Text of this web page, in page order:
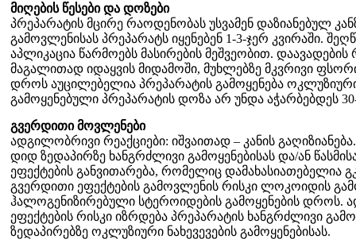
მიღების წესები და დოზები
პრეპარატის მცირე რაოდენობას უსვამენ დაზიანებულ
გამოვლენისას პრეპარატს იყენებენ 1-3-ჯერ კვირაში.
აპლიკაცია წარმოებს მასირების მეშვეობით.
მაგალითად იდაყვის მიდამოში, მუხლებზე მკვრივი
დროს აუცილებელია პრეპარატის გამოყენება ოკლუზიური
გამოყენებული პრეპარატის დოზა არ უნდა აჭარბებდეს
გვერდითი მოვლენები
ადგილობრივი რეაქციები: იშვაითად – კანის
დიდ ზედაპირზე ხანგრძლივი გამოყენებისას და/ან
ეფექტების განვითარება, რომელიც დამახასიათებელია
გვერდითი ეფექტების გამოვლენის რისკი ლოკოიდის
ჰალოგენიზირებული სტეროიდების გამოყენების დროს.
ეფექტების რისკი იზრდება პრეპარატის ხანგრძლივი
ზედაპირებზე ოკლუზიური ნახევევების გამოყენებისას.